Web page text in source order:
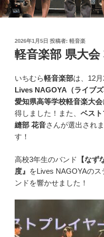
投
稿
日:
2026年1月5日 投稿者: 軽音楽
軽音楽部 県大会
いちむら軽音楽部は、12
Lives NAGOYA（ライブズ
愛知県高等学校軽音楽大会
得しました！また、 ベス
縫部 花音さんが選出され
す！
高校3年生のバンド 【なず
度』 をLives NAGOYAの
ンドを響かせました！